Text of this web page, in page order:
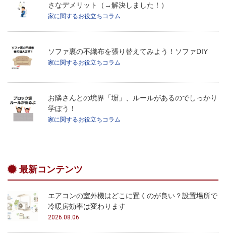
さなデメリット（→解決しました！）
家に関するお役立ちコラム
ソファ裏の不織布を張り替えてみよう！ソファDIY
家に関するお役立ちコラム
お隣さんとの境界「塀」、ルールがあるのでしっかり
学ぼう！
家に関するお役立ちコラム
最新コンテンツ
エアコンの室外機はどこに置くのが良い？設置場所で
冷暖房効率は変わります
2026.08.06